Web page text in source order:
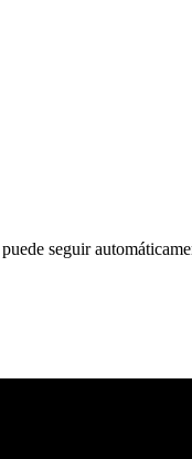
seguir